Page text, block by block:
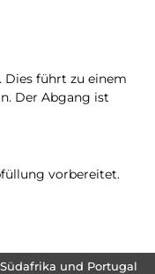
Dies führt zu einem
Der Abgang ist
vorbereitet.
und Portugal